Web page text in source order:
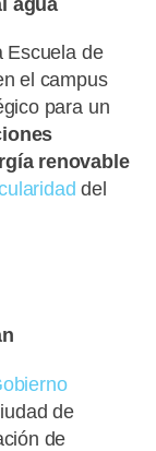
Escuela de
el campus
para un
renovable
del
de
de